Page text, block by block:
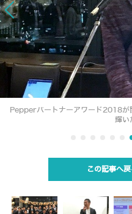
Pepperパートナーアワード2018が
輝い
この記事へ戻